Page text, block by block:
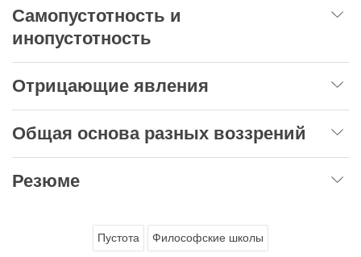
Самопустотность и
инопустотность
Отрицающие явления
Общая основа разных воззрений
Резюме
Пустота Философские школы